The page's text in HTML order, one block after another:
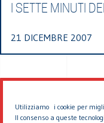
Utilizziamo i cookie per
Il consenso a queste
I SETTE MINUTI
21 DICEMBRE 2007